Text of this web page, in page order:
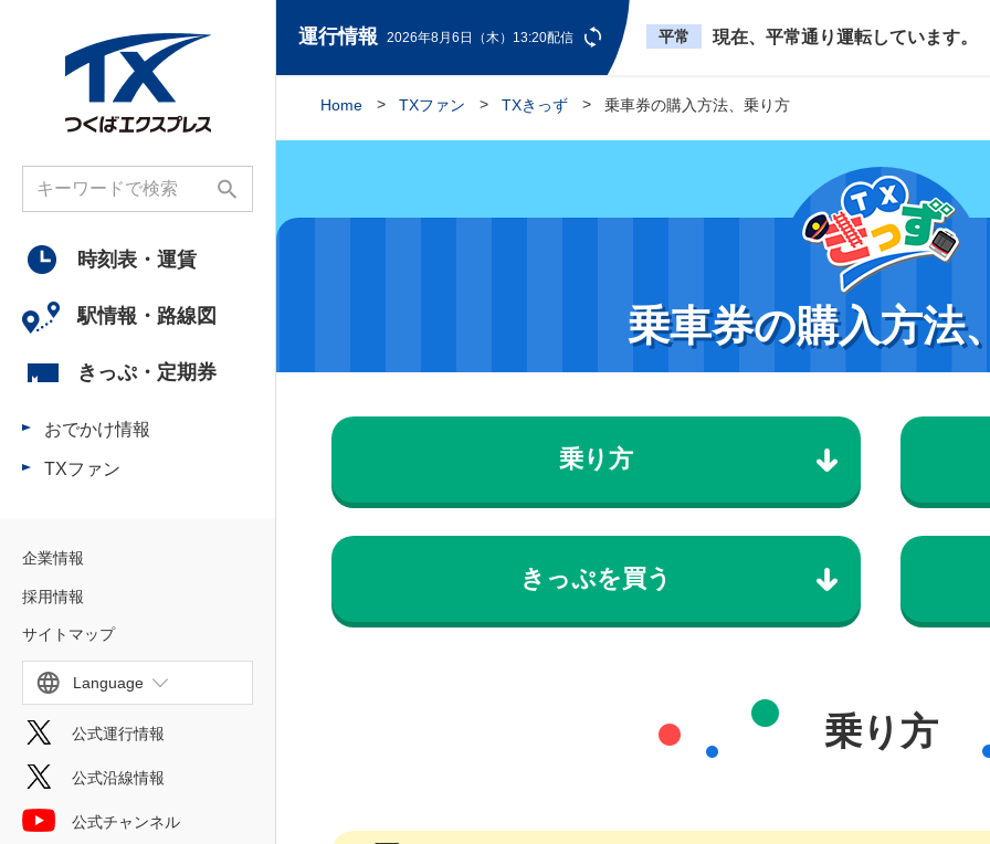
時刻表・ 運賃
駅情報・ 路線図
きっぷ・ 定期券
おでかけ情報
TXファン
企業情報
採用情報
サイトマップ
Language
公式運行情報
公式沿線情報
公式チャンネル
運行情報 2026年8月6日（木）13:20配信 平常 現在、平常通り運転しています。
Home TXファン TXきっず 乗車券の購入方法、乗り方
乗車券の購入方法
乗り方
きっぷを買う
乗り方